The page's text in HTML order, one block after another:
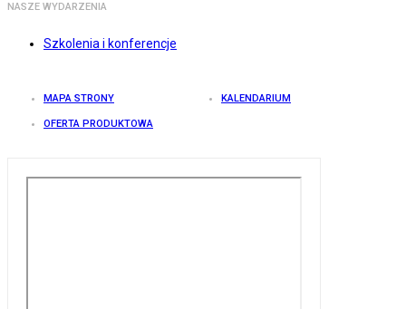
NASZE WYDARZENIA
Szkolenia i konferencje
MAPA STRONY KALENDARIUM
OFERTA PRODUKTOWA